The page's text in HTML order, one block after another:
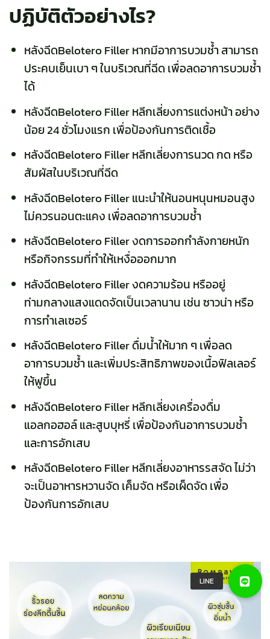
ปฏิบัติตัวอย่างไร?
หลังฉีดBelotero Filler หากมีอาการบวมช้ำ สามารถ
ประคบเย็นเบา ๆ ในบริเวณที่ฉีด เพื่อลดอาการบวมช้ำ
ได้
หลังฉีดBelotero Filler หลีกเลี่ยงการแต่งหน้า อย่าง
น้อย 24 ชั่วโมงแรก เพื่อป้องกันการติดเชื้อ
หลังฉีดBelotero Filler หลีกเลี่ยงการนวด กด หรือ
สัมผัสในบริเวณที่ฉีด
หลังฉีดBelotero Filler แนะนำให้นอนหนุนหมอนสูง
ไม่ควรนอนตะแคง เพื่อลดอาการบวมช้ำ
หลังฉีดBelotero Filler งดการออกกำลังกายหนัก
หรือกิจกรรมที่ทำให้เหงื่อออกมาก
หลังฉีดBelotero Filler งดความร้อน หรืออยู่
ท่ามกลางแสงแดดจัดเป็นเวลานาน เช่น ซาวน่า หรือ
การทำเลเซอร์
หลังฉีดBelotero Filler ดื่มน้ำให้มาก ๆ เพื่อลด
อาการบวมช้ำ และเพิ่มประสิทธิภาพของเนื้อฟิลเลอร์
ให้ฟูขึ้น
หลังฉีดBelotero Filler หลีกเลี่ยงเครื่องดื่ม
แอลกอฮอล์ และสูบบุหรี่ เพื่อป้องกันอาการบวมช้ำ
และการอักเสบ
หลังฉีดBelotero Filler หลีกเลี่ยงอาหารรสจัด ไม่ว่า
จะเป็นอาหารหวานจัด เค็มจัด หรือเผ็ดจัด เพื่อ
ป้องกันการอักเสบ